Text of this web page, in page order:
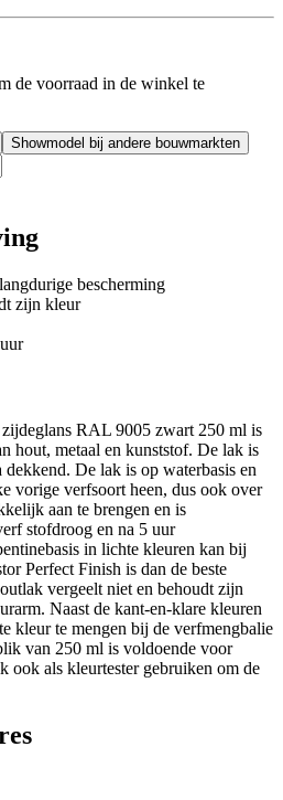
de voorraad in de winkel te
Showmodel bij andere bouwmarkten
bescherming
zijn kleur
RAL 9005 zwart 250 ml is
hout, metaal en kunststof. De lak is
dekkend. De lak is op waterbasis en
vorige verfsoort heen, dus ook over
aan te brengen en is
stofdroog en na 5 uur
in lichte kleuren kan bij
Perfect Finish is dan de beste
vergeelt niet en behoudt zijn
Naast de kant-en-klare kleuren
kleur te mengen bij de verfmengbalie
van 250 ml is voldoende voor
ook als kleurtester gebruiken om de